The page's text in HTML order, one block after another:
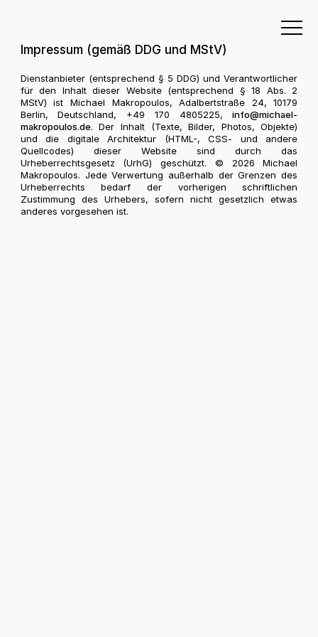
Impressum (gemäß DDG und MStV)
Dienstanbieter (entsprechend § 5 DDG) und Verantwortlicher
für den Inhalt dieser Website (entsprechend § 18 Abs. 2
MStV) ist Michael Makropoulos, Adalbertstraße 24, 10179
Berlin, Deutschland, +49 170 4805225,info@michael-
makropoulos.de. Der Inhalt (Texte, Bilder, Photos, Objekte)
und die digitale Architektur (HTML-, CSS- und andere
Quellcodes) dieser Website sind durch das
Urheberrechtsgesetz (UrhG) geschützt. © 2026 Michael
Makropoulos. Jede Verwertung außerhalb der Grenzen des
Urheberrechts bedarf der vorherigen schriftlichen
Zustimmung des Urhebers, sofern nicht gesetzlich etwas
anderes vorgesehen ist.